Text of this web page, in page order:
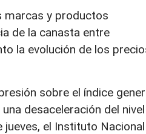
marcas y productos
de la canasta entre
la evolución de los
sobre el índice
desaceleración del nivel
el Instituto Nacional